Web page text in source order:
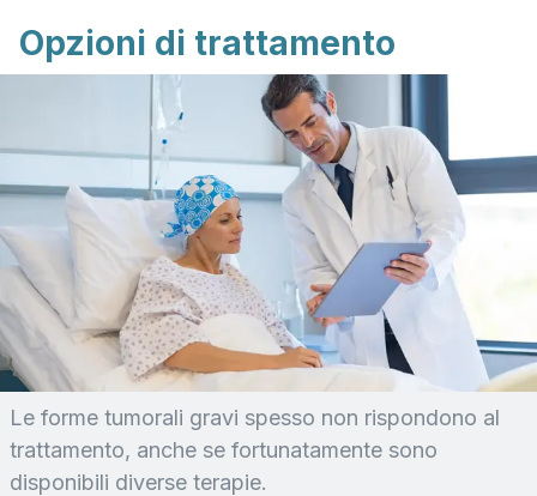
Opzioni di trattamento
Le forme tumorali gravi spesso non rispondono al
trattamento, anche se fortunatamente sono
disponibili diverse terapie.